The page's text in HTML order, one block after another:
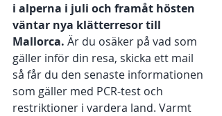
i alperna i juli och framåt hösten
väntar nya klätterresor till
Mallorca. Är du osäker på vad som
gäller inför din resa, skicka ett mail
så får du den senaste informationen
som gäller med PCR-test och
restriktioner i vardera land. Varmt